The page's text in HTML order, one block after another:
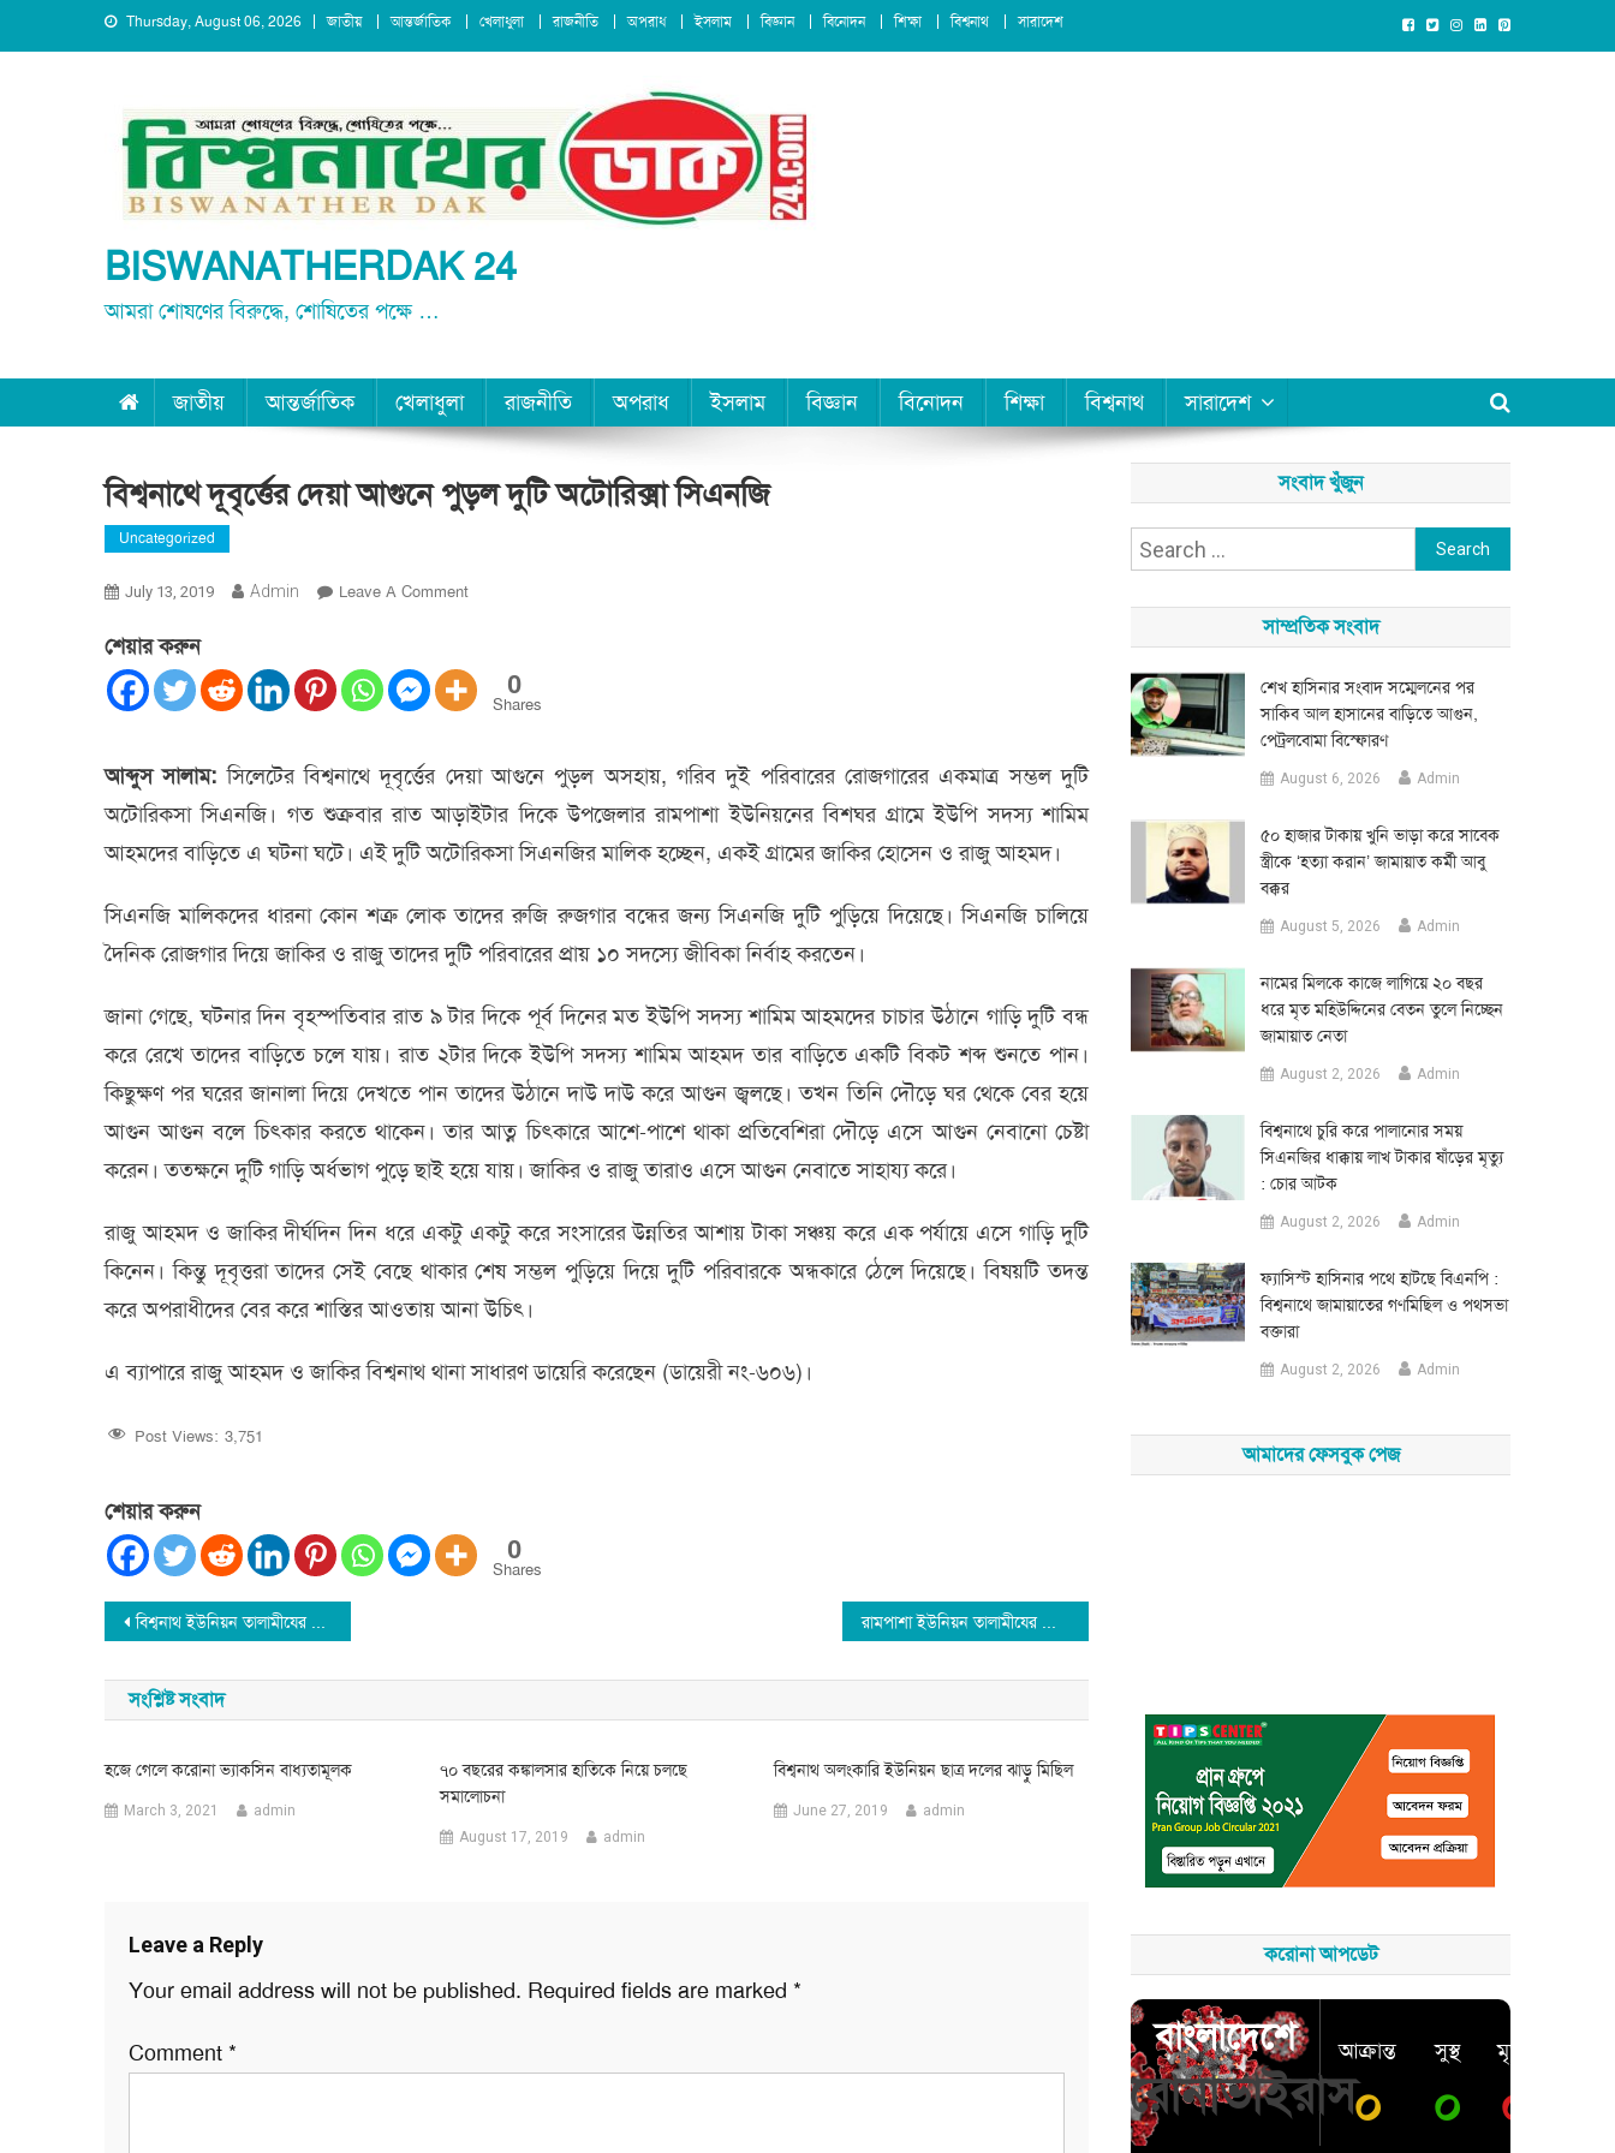
to
Thursday, August 06, 2026 জাতীয় আন্তর্জাতিক খেলাধুলা রাজনীতি অপরাধ ইসলাম বিজ্ঞান বিনোদন শিক্ষা বিশ্বনাথ সারাদেশ
BISWANATHERDAK 24
আমরা শোষণের বিরুদ্ধে, শোষিতের পক্ষে …
জাতীয় আন্তর্জাতিক খেলাধুলা রাজনীতি অপরাধ ইসলাম বিজ্ঞান বিনোদন শিক্ষা বিশ্বনাথ সারাদেশ
বিশ্বনাথে দূবৃর্ত্তের দেয়া আগুনে পুড়ল দুটি অটোরিক্সা সিএনজি
Uncategorized
July 13, 2019 Admin Leave A CommentOn
দেয়া
আগুনে
অটোরিক্সা
সিএনজি
শেয়ার করুন
0
Shares
আব্দুস সালাম:সিলেটের বিশ্বনাথে দূবৃর্ত্তের দেয়া আগুনে পুড়ল অসহায়, গরিব দুই পরিবারের রোজগারের একমাত্র সম্ভল দুটি
অটোরিকসা সিএনজি। গত শুক্রবার রাত আড়াইটার দিকে উপজেলার রামপাশা ইউনিয়নের বিশঘর গ্রামে ইউপি সদস্য শামিম
আহমদের বাড়িতে এ ঘটনা ঘটে। এই দুটি অটোরিকসা সিএনজির মালিক হচ্ছেন, একই গ্রামের জাকির হোসেন ও রাজু আহমদ।
সিএনজি মালিকদের ধারনা কোন শত্রু লোক তাদের রুজি রুজগার বন্ধের জন্য সিএনজি দুটি পুড়িয়ে দিয়েছে। সিএনজি চালিয়ে
দৈনিক রোজগার দিয়ে জাকির ও রাজু তাদের দুটি পরিবারের প্রায় ১০ সদস্যে জীবিকা নির্বাহ করতেন।
জানা গেছে, ঘটনার দিন বৃহস্পতিবার রাত ৯ টার দিকে পূর্ব দিনের মত ইউপি সদস্য শামিম আহমদের চাচার উঠানে গাড়ি দুটি বন্ধ
করে রেখে তাদের বাড়িতে চলে যায়। রাত ২টার দিকে ইউপি সদস্য শামিম আহমদ তার বাড়িতে একটি বিকট শব্দ শুনতে পান।
কিছুক্ষণ পর ঘরের জানালা দিয়ে দেখতে পান তাদের উঠানে দাউ দাউ করে আগুন জ্বলছে। তখন তিনি দৌড়ে ঘর থেকে বের হয়ে
আগুন আগুন বলে চিৎকার করতে থাকেন। তার আত্ন চিৎকারে আশে-পাশে থাকা প্রতিবেশিরা দৌড়ে এসে আগুন নেবানো চেষ্টা
করেন। ততক্ষনে দুটি গাড়ি অর্ধভাগ পুড়ে ছাই হয়ে যায়। জাকির ও রাজু তারাও এসে আগুন নেবাতে সাহায্য করে।
রাজু আহমদ ও জাকির দীর্ঘদিন দিন ধরে একটু একটু করে সংসারের উন্নতির আশায় টাকা সঞ্চয় করে এক পর্যায়ে এসে গাড়ি দুটি
কিনেন। কিন্তু দূবৃত্তরা তাদের সেই বেছে থাকার শেষ সম্ভল পুড়িয়ে দিয়ে দুটি পরিবারকে অন্ধকারে ঠেলে দিয়েছে। বিষয়টি তদন্ত
করে অপরাধীদের বের করে শাস্তির আওতায় আনা উচিৎ।
এ ব্যাপারে রাজু আহমদ ও জাকির বিশ্বনাথ থানা সাধারণ ডায়েরি করেছেন (ডায়েরী নং-৬০৬)।
Post Views: 3,751
শেয়ার করুন
0
Shares
Post
navigation
বিশ্বনাথ ইউনিয়ন তালামীযের কাউন্সিল সম্পন্ন রামপাশা ইউনিয়ন তালামীযের কাউন্সিল সম্পন্ন
সংশ্লিষ্ট সংবাদ
হজে গেলে করোনা ভ্যাকসিন বাধ্যতামূলক
March 3, 2021 admin
৭০ বছরের কঙ্কালসার হাতিকে নিয়ে চলছে
সমালোচনা
August 17, 2019 admin
বিশ্বনাথ অলংকারি ইউনিয়ন ছাত্র দলের ঝাড়ু মিছিল
June 27, 2019 admin
Leave a Reply
Your email address will not be published. Required fields are marked *
Comment *
সংবাদ খুঁজুন
Search
সাম্প্রতিক সংবাদ
শেখ হাসিনার সংবাদ সম্মেলনের পর
সাকিব আল হাসানের বাড়িতে আগুন,
পেট্রলবোমা বিস্ফোরণ
August 6, 2026 Admin
৫০ হাজার টাকায় খুনি ভাড়া করে সাবেক
স্ত্রীকে ‘হত্যা করান’ জামায়াত কর্মী আবু
বক্কর
August 5, 2026 Admin
নামের মিলকে কাজে লাগিয়ে ২০ বছর
ধরে মৃত মহিউদ্দিনের বেতন তুলে নিচ্ছেন
জামায়াত নেতা
August 2, 2026 Admin
‎বিশ্বনাথে চুরি করে পালানোর সময়
সিএনজির ধাক্কায় লাখ টাকার ষাঁড়ের মৃত্যু
: চোর আটক
August 2, 2026 Admin
‎ফ্যাসিস্ট হাসিনার পথে হাটছে বিএনপি :
বিশ্বনাথে জামায়াতের গণমিছিল ও পথসভা
বক্তারা
August 2, 2026 Admin
আমাদের ফেসবুক পেজ
করোনা আপডেট
বাংলাদেশে
করোনাভাইরাস
আক্রান্ত
০
সুস্থ
০
মৃত্যু
০